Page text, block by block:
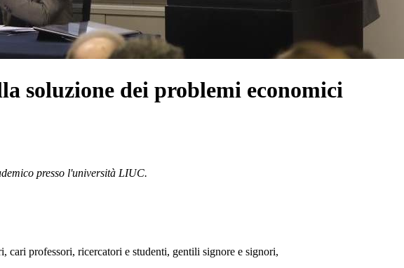
soluzione dei problemi economici
presso l'università LIUC.
cari professori, ricercatori e studenti, gentili signore e signori,